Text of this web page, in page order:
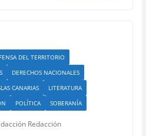
DEL TERRITORIO
DERECHOS NACIONALES
CANARIAS
LITERATURA
POLÍTICA SOBERANÍA
Redacción